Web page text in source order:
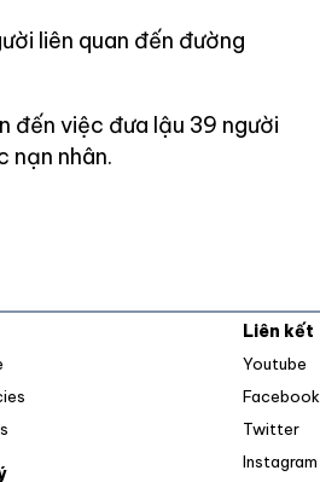
liên quan đến đường
đến việc đưa lậu 39 người
nạn nhân.
Liên kết
Youtube
Facebook
Twitter
Instagram